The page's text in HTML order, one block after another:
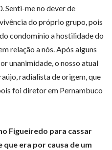
Senti-me no dever de
do próprio grupo, pois
condomínio a hostilidade do
relação a nós. Após alguns
unanimidade, o nosso atual
radialista de origem, que
foi diretor em Pernambuco
Figueiredo para cassar
que era por causa de um